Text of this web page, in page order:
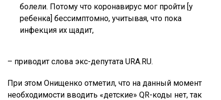
болели. Потому что коронавирус мог пройти [у
ребенка] бессимптомно, учитывая, что пока
инфекция их щадит,
– приводит слова экс-депутата URA.RU.
При этом Онищенко отметил, что на данный момент
необходимости вводить «детские» QR-коды нет, так